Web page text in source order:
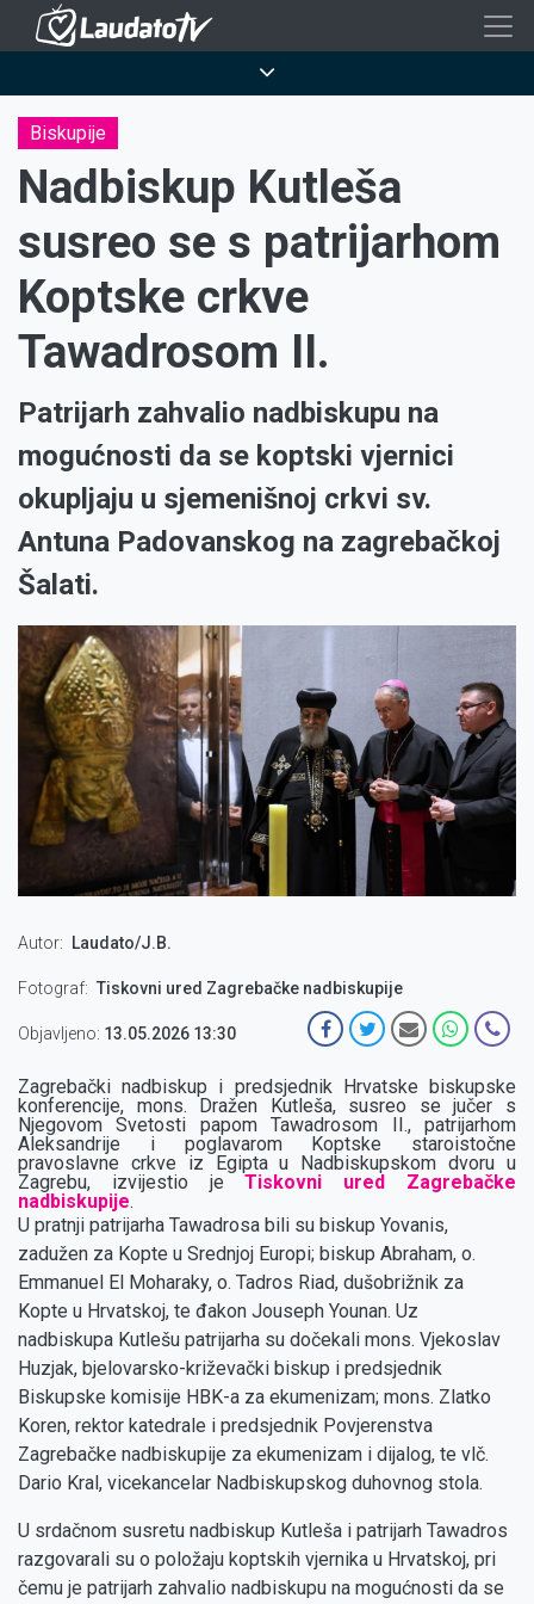
Skoči
sadržaj
Biskupije
Nadbiskup Kutleša
susreo se s patrijarhom
Koptske crkve
Tawadrosom II.
Patrijarh zahvalio nadbiskupu na
mogućnosti da se koptski vjernici
okupljaju u sjemenišnoj crkvi sv.
Antuna Padovanskog na zagrebačkoj
Šalati.
Autor Laudato/J.B.
Fotograf Tiskovni ured Zagrebačke nadbiskupije
Objavljeno: 13.05.2026 13:30
Zagrebački nadbiskup i predsjednik Hrvatske biskupske
konferencije, mons. Dražen Kutleša, susreo se jučer s
Njegovom Svetosti papom Tawadrosom II., patrijarhom
Aleksandrije i poglavarom Koptske staroistočne
pravoslavne crkve iz Egipta u Nadbiskupskom dvoru u
Zagrebu, izvijestio jeTiskovni ured Zagrebačke
nadbiskupije.
U pratnji patrijarha Tawadrosa bili su biskup Yovanis,
zadužen za Kopte u Srednjoj Europi; biskup Abraham, o.
Emmanuel El Moharaky, o. Tadros Riad, dušobrižnik za
Kopte u Hrvatskoj, te đakon Jouseph Younan. Uz
nadbiskupa Kutlešu patrijarha su dočekali mons. Vjekoslav
Huzjak, bjelovarsko-križevački biskup i predsjednik
Biskupske komisije HBK-a za ekumenizam; mons. Zlatko
Koren, rektor katedrale i predsjednik Povjerenstva
Zagrebačke nadbiskupije za ekumenizam i dijalog, te vlč.
Dario Kral, vicekancelar Nadbiskupskog duhovnog stola.
U srdačnom susretu nadbiskup Kutleša i patrijarh Tawadros
razgovarali su o položaju koptskih vjernika u Hrvatskoj, pri
čemu je patrijarh zahvalio nadbiskupu na mogućnosti da se